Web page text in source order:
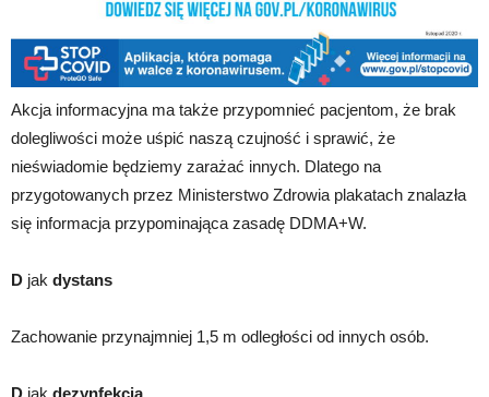
Akcja informacyjna ma także przypomnieć pacjentom, że brak
dolegliwości może uśpić naszą czujność i sprawić, że
nieświadomie będziemy zarażać innych. Dlatego na
przygotowanych przez Ministerstwo Zdrowia plakatach znalazła
się informacja przypominająca zasadę DDMA+W.
D jak dystans
Zachowanie przynajmniej 1,5 m odległości od innych osób.
D jak dezynfekcja